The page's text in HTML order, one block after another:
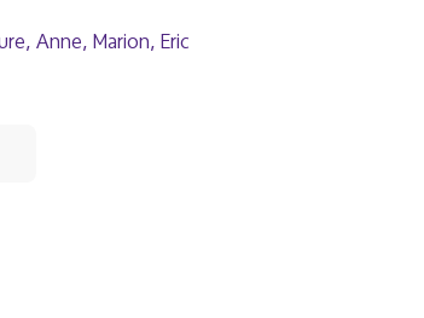
Anne, Marion, Eric